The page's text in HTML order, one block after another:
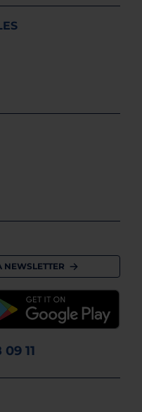
NEWSLETTER
11